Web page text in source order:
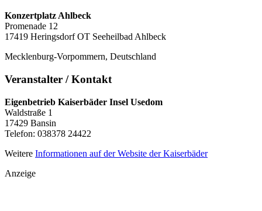
Konzertplatz Ahlbeck
Promenade 12
17419 Heringsdorf OT Seeheilbad Ahlbeck
Mecklenburg-Vorpommern, Deutschland
Veranstalter / Kontakt
Eigenbetrieb Kaiserbäder Insel Usedom
Waldstraße 1
17429 Bansin
Telefon: 038378 24422
Weitere Informationen auf der Website der Kaiserbäder
Anzeige